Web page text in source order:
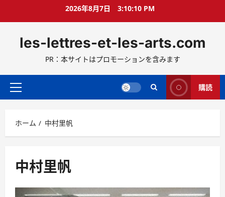
ス
ッ
2026年8月7日 3:10:10 PM
les-lettres-et-les-arts.com
PR：本サイトはプロモーションを含みます
メ
メ
ニ
ー
購読
ホーム 中村里帆
中村里帆